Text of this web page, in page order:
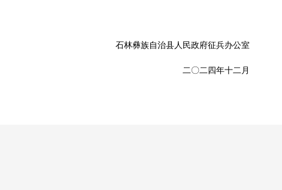
石林彝族自治县人民政府征兵办公室
二〇二四年十二月